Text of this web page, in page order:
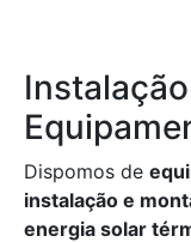
Dispomos de
instalação e
energia solar